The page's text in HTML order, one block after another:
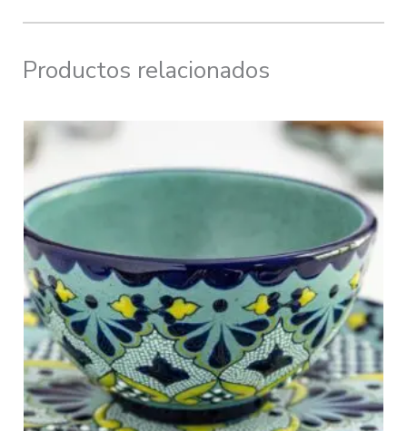
Productos relacionados